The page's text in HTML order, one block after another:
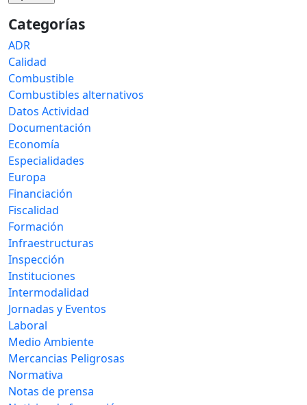
Categorías
ADR
Calidad
Combustible
Combustibles alternativos
Datos Actividad
Documentación
Economía
Especialidades
Europa
Financiación
Fiscalidad
Formación
Infraestructuras
Inspección
Instituciones
Intermodalidad
Jornadas y Eventos
Laboral
Medio Ambiente
Mercancias Peligrosas
Normativa
Notas de prensa